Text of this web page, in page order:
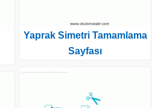
Yaprak Simetri Tamamlama
Sayfası